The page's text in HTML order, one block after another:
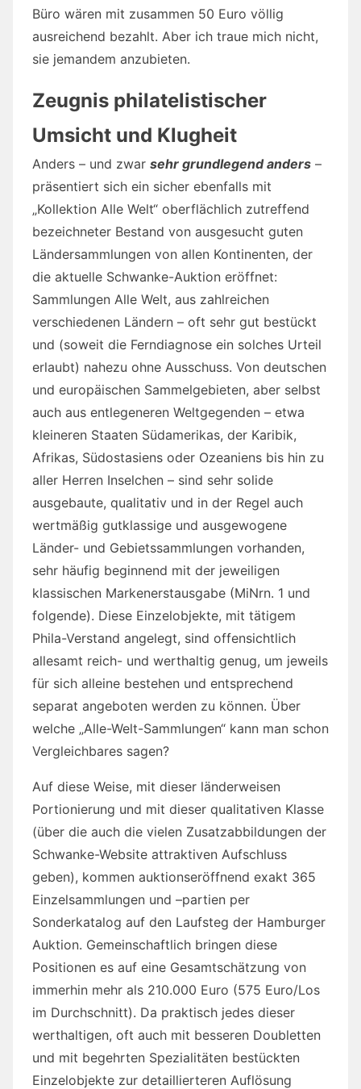
Büro wären mit zusammen 50 Euro völlig
ausreichend bezahlt. Aber ich traue mich nicht,
sie jemandem anzubieten.
Zeugnis philatelistischer
Umsicht und Klugheit
Anders – und zwar sehr grundlegend anders –
präsentiert sich ein sicher ebenfalls mit
„Kollektion Alle Welt“ oberflächlich zutreffend
bezeichneter Bestand von ausgesucht guten
Ländersammlungen von allen Kontinenten, der
die aktuelle Schwanke-Auktion eröffnet:
Sammlungen Alle Welt, aus zahlreichen
verschiedenen Ländern – oft sehr gut bestückt
und (soweit die Ferndiagnose ein solches Urteil
erlaubt) nahezu ohne Ausschuss. Von deutschen
und europäischen Sammelgebieten, aber selbst
auch aus entlegeneren Weltgegenden – etwa
kleineren Staaten Südamerikas, der Karibik,
Afrikas, Südostasiens oder Ozeaniens bis hin zu
aller Herren Inselchen – sind sehr solide
ausgebaute, qualitativ und in der Regel auch
wertmäßig gutklassige und ausgewogene
Länder- und Gebietssammlungen vorhanden,
sehr häufig beginnend mit der jeweiligen
klassischen Markenerstausgabe (MiNrn. 1 und
folgende). Diese Einzelobjekte, mit tätigem
Phila-Verstand angelegt, sind offensichtlich
allesamt reich- und werthaltig genug, um jeweils
für sich alleine bestehen und entsprechend
separat angeboten werden zu können. Über
welche „Alle-Welt-Sammlungen“ kann man schon
Vergleichbares sagen?
Auf diese Weise, mit dieser länderweisen
Portionierung und mit dieser qualitativen Klasse
(über die auch die vielen Zusatzabbildungen der
Schwanke-Website attraktiven Aufschluss
geben), kommen auktionseröffnend exakt 365
Einzelsammlungen und –partien per
Sonderkatalog auf den Laufsteg der Hamburger
Auktion. Gemeinschaftlich bringen diese
Positionen es auf eine Gesamtschätzung von
immerhin mehr als 210.000 Euro (575 Euro/Los
im Durchschnitt). Da praktisch jedes dieser
werthaltigen, oft auch mit besseren Doubletten
und mit begehrten Spezialitäten bestückten
Einzelobjekte zur detaillierteren Auflösung